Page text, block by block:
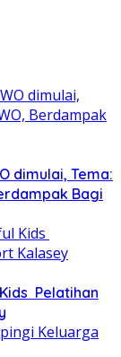
dimulai, Tema:
Bagi
Pelatihan